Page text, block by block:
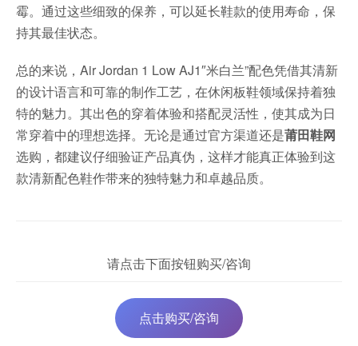
霉。通过这些细致的保养，可以延长鞋款的使用寿命，保
持其最佳状态。
总的来说，Air Jordan 1 Low AJ1″米白兰”配色凭借其清新
的设计语言和可靠的制作工艺，在休闲板鞋领域保持着独
特的魅力。其出色的穿着体验和搭配灵活性，使其成为日
常穿着中的理想选择。无论是通过官方渠道还是莆田鞋网
选购，都建议仔细验证产品真伪，这样才能真正体验到这
款清新配色鞋作带来的独特魅力和卓越品质。
请点击下面按钮购买/咨询
点击购买/咨询